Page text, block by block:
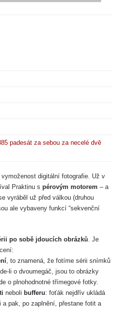
padesát za sebou za necelé dvě
digitální fotografie. Už v
Praktinu spérovým motorem – a
vyráběl už před válkou (druhou
ale vybaveny funkcí “sekvenční
po sobě jdoucích obrázků. Je
, to znamená, že fotíme sérii snímků
li o dvoumegáč, jsou to obrázky
o plnohodnotné třímegové fotky.
neboli bufferu: foťák nejdřív ukládá
pak, po zaplnění, přestane fotit a